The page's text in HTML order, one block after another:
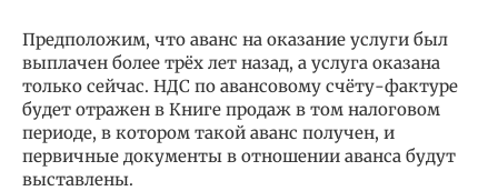
Предположим, что аванс на оказание услуги был
выплачен более трёх лет назад, а услуга оказана
только сейчас. НДС по авансовому счёту-фактуре
будет отражен в Книге продаж в том налоговом
периоде, в котором такой аванс получен, и
первичные документы в отношении аванса будут
выставлены.